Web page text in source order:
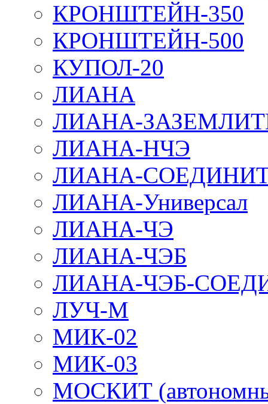
КРОНШТЕЙН-350
КРОНШТЕЙН-500
КУПОЛ-20
ЛИАНА
ЛИАНА-
ЛИАНА-НЧЭ
ЛИАНА-
ЛИАНА-Универсал
ЛИАНА-ЧЭ
ЛИАНА-ЧЭБ
ЛИАНА-ЧЭБ-
ЛУЧ-М
МИК-02
МИК-03
МОСКИТ